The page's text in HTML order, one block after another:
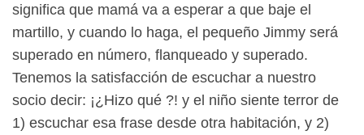
significa que mamá va a esperar a que baje el
martillo, y cuando lo haga, el pequeño Jimmy será
superado en número, flanqueado y superado.
Tenemos la satisfacción de escuchar a nuestro
socio decir: ¡¿Hizo qué ?! y el niño siente terror de
1) escuchar esa frase desde otra habitación, y 2)